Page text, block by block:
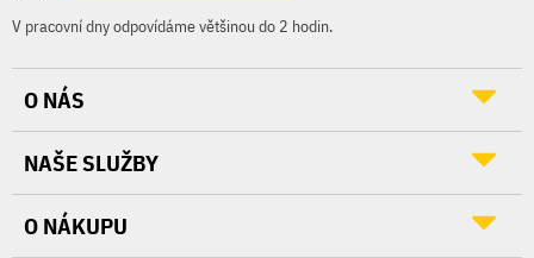
V pracovní dny odpovídáme většinou do 2 hodin.
O NÁS
NAŠE SLUŽBY
O NÁKUPU